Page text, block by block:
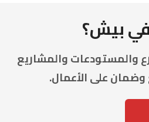
بيش؟
والمستودعات والمشاريع
وضمان على الأعمال.